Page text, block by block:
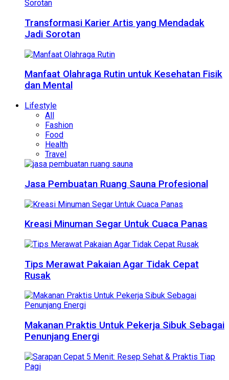
Transformasi Karier Artis yang Mendadak
Jadi Sorotan
Manfaat Olahraga Rutin untuk Kesehatan Fisik
dan Mental
Lifestyle
All
Fashion
Food
Health
Travel
Jasa Pembuatan Ruang Sauna Profesional
Kreasi Minuman Segar Untuk Cuaca Panas
Tips Merawat Pakaian Agar Tidak Cepat
Rusak
Makanan Praktis Untuk Pekerja Sibuk Sebagai
Penunjang Energi